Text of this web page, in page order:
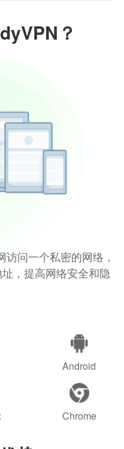
？
问一个私密的网络，
，提高网络安全和隐
Android
Chrome